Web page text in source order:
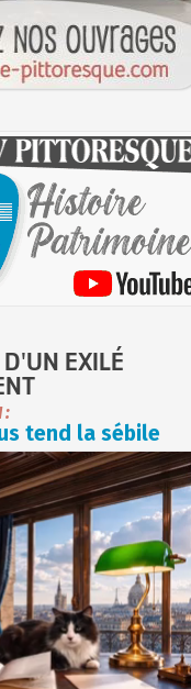
EXILÉ
:
tend la sébile